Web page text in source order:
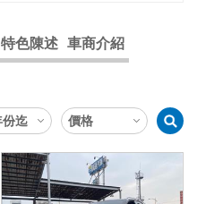
特色陳述 車商介紹